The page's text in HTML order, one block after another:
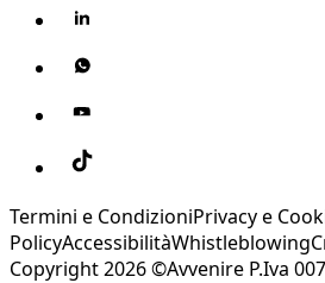
Termini e CondizioniPrivacy e
PolicyAccessibilitàWhistleblowing
Copyright 2026 ©Avvenire P.Iva